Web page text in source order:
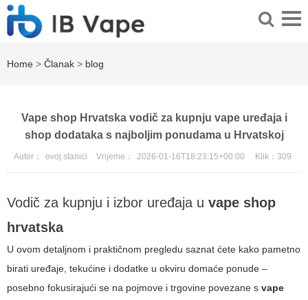
Home > Članak > blog
Vape shop Hrvatska vodič za kupnju vape uređaja i
shop dodataka s najboljim ponudama u Hrvatskoj
Autor： ovoj stanici Vrijeme： 2026-01-16T18:23:15+00:00 Klik： 309
Vodič za kupnju i izbor uređaja u vape shop
hrvatska
U ovom detaljnom i praktičnom pregledu saznat ćete kako pametno
birati uređaje, tekućine i dodatke u okviru domaće ponude –
posebno fokusirajući se na pojmove i trgovine povezane s vape